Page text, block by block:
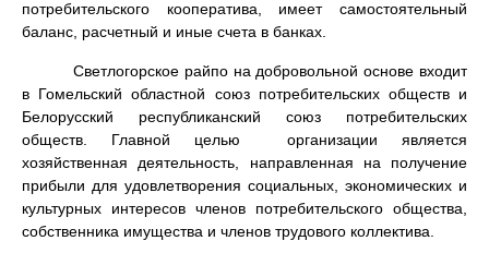
потребительского кооператива, имеет самостоятельный
баланс, расчетный и иные счета в банках.
Светлогорское райпо на добровольной основе входит
в Гомельский областной союз потребительских обществ и
Белорусский республиканский союз потребительских
обществ. Главной целью организации является
хозяйственная деятельность, направленная на получение
прибыли для удовлетворения социальных, экономических и
культурных интересов членов потребительского общества,
собственника имущества и членов трудового коллектива.